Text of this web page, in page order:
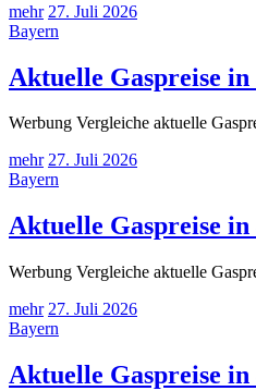
mehr 27. Juli 2026
Bayern
Aktuelle Gaspreise in
Werbung Vergleiche aktuelle
mehr 27. Juli 2026
Bayern
Aktuelle Gaspreise in
Werbung Vergleiche aktuelle
mehr 27. Juli 2026
Bayern
Aktuelle Gaspreise in